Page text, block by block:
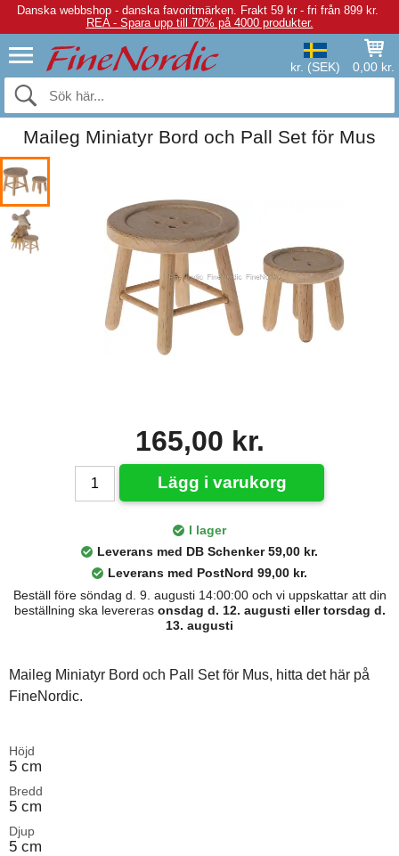
Danska webbshop - danska favoritmärken. Frakt 59 kr - fri från 899 kr.
REA - Spara upp till 70% på 4000 produkter.
kr. (SEK) 0,00 kr.
Maileg Miniatyr Bord och Pall Set för Mus
165,00 kr.
Lägg i varukorg
I lager
Leverans med DB Schenker 59,00 kr.
Leverans med PostNord 99,00 kr.
Beställ före söndag d. 9. augusti 14:00:00 och vi uppskattar att din
beställning ska levereras onsdag d. 12. augusti eller torsdag d.
13. augusti
Maileg Miniatyr Bord och Pall Set för Mus, hitta det här på
FineNordic.
Höjd
5 cm
Bredd
5 cm
Djup
5 cm